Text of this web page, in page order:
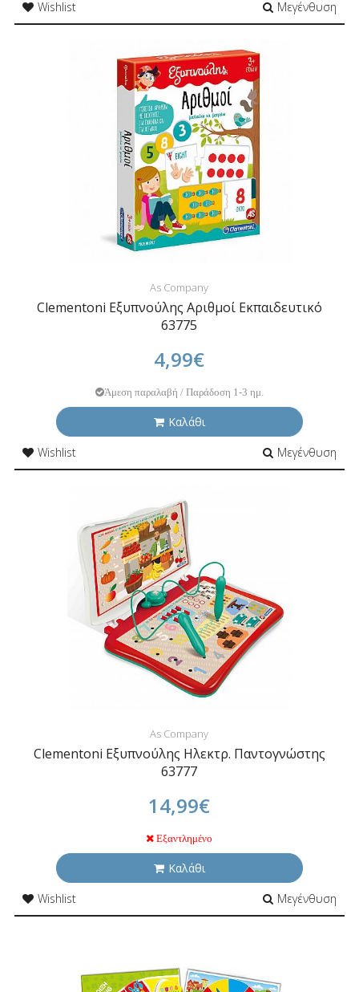
Wishlist Μεγένθυση
As Company
Clementoni Εξυπνούλης Αριθμοί Εκπαιδευτικό
63775
4,99€
Άμεση παραλαβή / Παράδοση 1-3 ημ.
Καλάθι
Wishlist
Μεγένθυση
As Company
Clementoni Εξυπνούλης Ηλεκτρ. Παντογνώστης
63777
14,99€
Εξαντλημένο
Καλάθι
Wishlist
Μεγένθυση